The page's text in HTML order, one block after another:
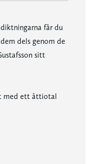
får du
dels genom de
sitt
med ett åttiotal